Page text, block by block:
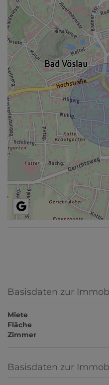
Basisdaten zur
Miete
Fläche
Zimmer
Basisdaten zur